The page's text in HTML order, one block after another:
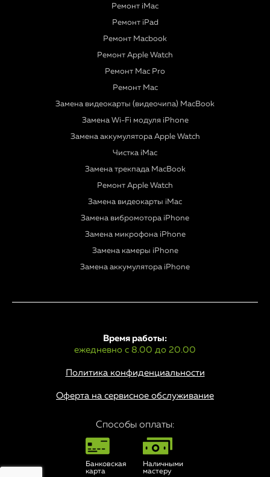
Ремонт iMac
Ремонт iPad
Ремонт Macbook
Ремонт Apple Watch
Ремонт Mac Pro
Ремонт Mac
Замена видеокарты (видеочипа) MacBook
Замена Wi-Fi модуля iPhone
Замена аккумулятора Apple Watch
Чистка iMac
Замена трекпада MacBook
Ремонт Apple Watch
Замена видеокарты iMac
Замена вибромотора iPhone
Замена микрофона iPhone
Замена камеры iPhone
Замена аккумулятора iPhone
Политика конфиденциальности
Время работы:
ежедневно с 8.00 до 20.00
Оферта на сервисное обслуживание
Способы оплаты:
Банковская
карта
Наличными
мастеру